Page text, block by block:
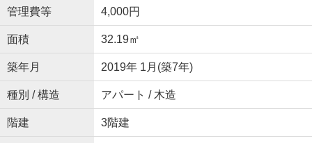
管理費等 4,000円
面積 32.19㎡
築年月 2019年 1月(築7年)
種別 / 構造 アパート / 木造
階建 3階建